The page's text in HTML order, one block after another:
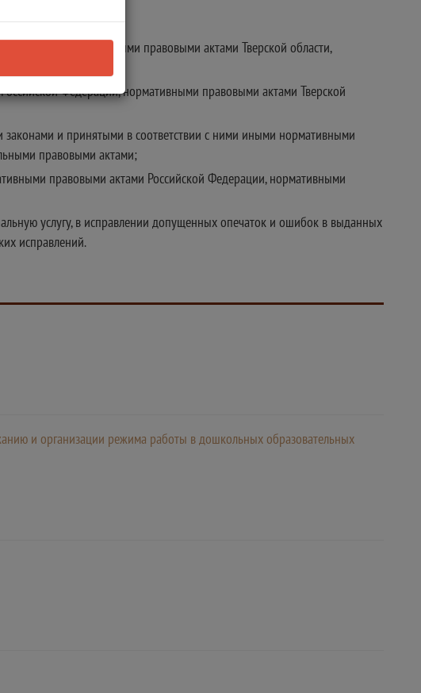
нормативными правовыми актами Тверской области,
Федерации, нормативными правовыми актами Тверской
законами и принятыми в соответствии с ними иными нормативными
правовыми актами;
правовыми актами Российской Федерации, нормативными
услугу, в исправлении допущенных опечаток и ошибок в выданных
исправлений.
и организации режима работы в дошкольных образовательных